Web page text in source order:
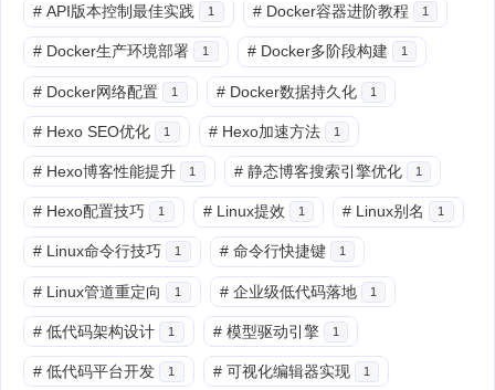
# API版本控制最佳实践 1 # Docker容器进阶教程 1
# Docker生产环境部署 1 # Docker多阶段构建 1
# Docker网络配置 1 # Docker数据持久化 1
# Hexo SEO优化 1 # Hexo加速方法 1
# Hexo博客性能提升 1 # 静态博客搜索引擎优化 1
# Hexo配置技巧 1 # Linux提效 1 # Linux别名 1
# Linux命令行技巧 1 # 命令行快捷键 1
# Linux管道重定向 1 # 企业级低代码落地 1
# 低代码架构设计 1 # 模型驱动引擎 1
# 低代码平台开发 1 # 可视化编辑器实现 1